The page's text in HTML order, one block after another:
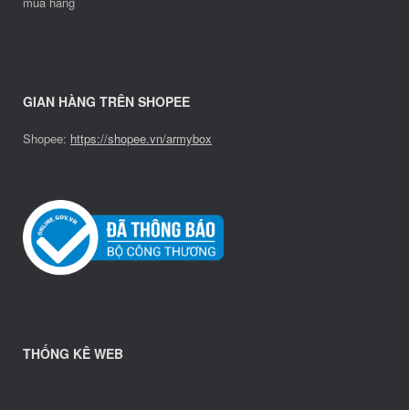
GIAN HÀNG TRÊN SHOPEE
Shopee: https://shopee.vn/armybox
THỐNG KÊ WEB